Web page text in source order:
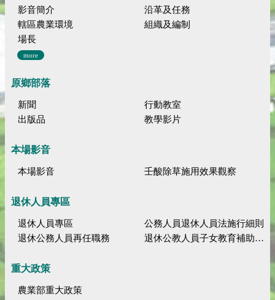
影音簡介
沿革及任務
轄區農業環境
組織及編制
場長
more
原鄉部落
新聞
行動教室
出版品
教學影片
本場影音
本場影音 壬酸除草施用效果觀察
退休人員專區
退休人員專區
公務人員退休人員法施行細則
退休公務人員再任職務
退休公教人員子女教育補助規定
重大政策
農業部重大政策